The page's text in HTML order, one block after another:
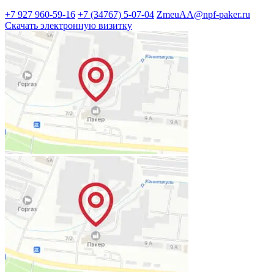
+7 927 960-59-16 +7 (34767) 5-07-04 ZmeuAA@npf-paker.ru
Скачать электронную визитку